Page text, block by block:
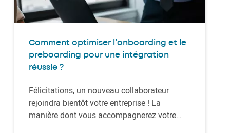
Comment optimiser l’onboarding et le
preboarding pour une intégration
réussie ?
Félicitations, un nouveau collaborateur
rejoindra bientôt votre entreprise ! La
manière dont vous accompagnerez votre